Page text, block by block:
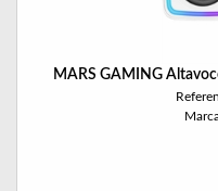
MARS GAMING